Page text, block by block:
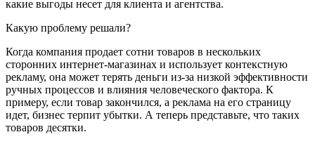
какие выгоды несет для клиента и агентства.
Какую проблему решали?
Когда компания продает сотни товаров в нескольких
сторонних интернет-магазинах и использует контекстную
рекламу, она может терять деньги из-за низкой эффективности
ручных процессов и влияния человеческого фактора. К
примеру, если товар закончился, а реклама на его страницу
идет, бизнес терпит убытки. А теперь представьте, что таких
товаров десятки.